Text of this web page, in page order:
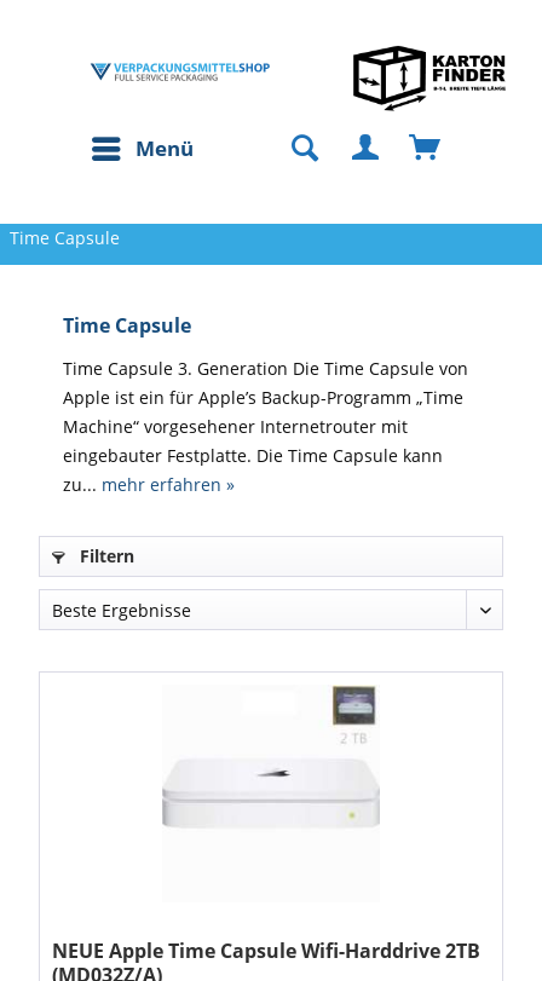
Menü
Time Capsule
Time Capsule
Time Capsule 3. Generation Die Time Capsule von
Apple ist ein für Apple’s Backup-Programm „Time
Machine“ vorgesehener Internetrouter mit
eingebauter Festplatte. Die Time Capsule kann
zu... mehr erfahren »
Filtern
NEUE Apple Time Capsule Wifi-Harddrive 2TB
(MD032Z/A)